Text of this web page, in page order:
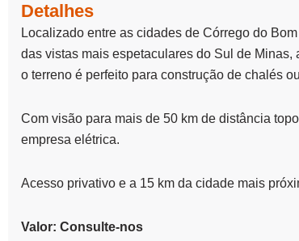
Detalhes
Localizado entre as cidades de Córrego do
das vistas mais espetaculares do Sul de
o terreno é perfeito para construção de chalés
Com visão para mais de 50 km de distância
empresa elétrica.
Acesso privativo e a 15 km da cidade mais
Valor: Consulte-nos